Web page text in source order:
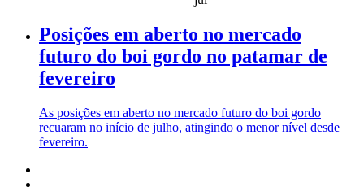
Posições em aberto no mercado
futuro do boi gordo no patamar de
fevereiro
As posições em aberto no mercado futuro do boi gordo
recuaram no início de julho, atingindo o menor nível desde
fevereiro.